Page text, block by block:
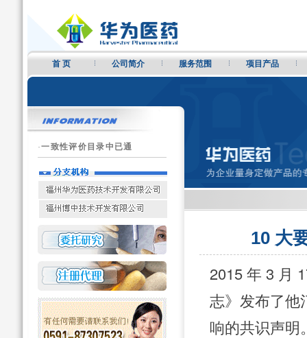
首 页 公司简介 服务范围 项目产品
·一致性评价目录中已通
10 大
2015 年 3 月
志》发布了他
响的共识声明